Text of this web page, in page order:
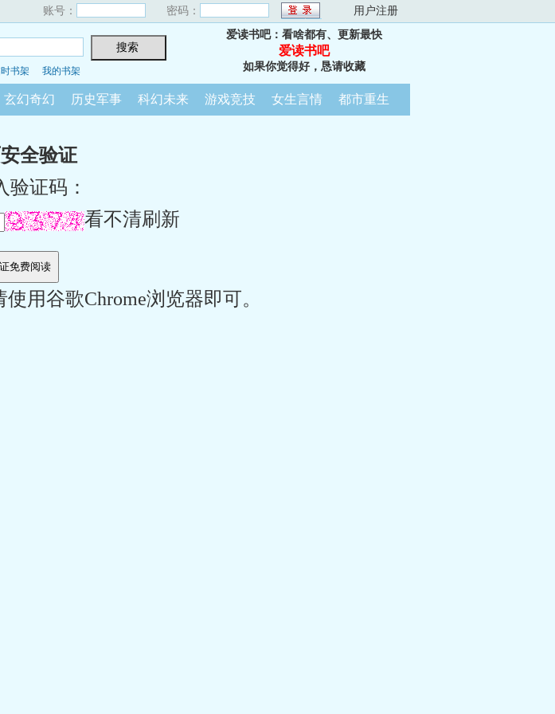
账号： 密码： 用户注册
书架 我的书架
爱读书吧：看啥都有、更新最快
爱读书吧
如果你觉得好，恳请收藏
玄幻奇幻 历史军事 科幻未来 游戏竞技 女生言情 都市重生
全验证
验证码：
看不清刷新
用谷歌Chrome浏览器即可。